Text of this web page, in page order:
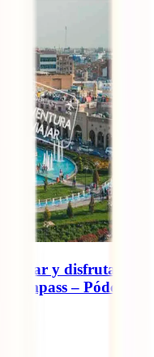
viajar y disfrutar,
– Pódcast